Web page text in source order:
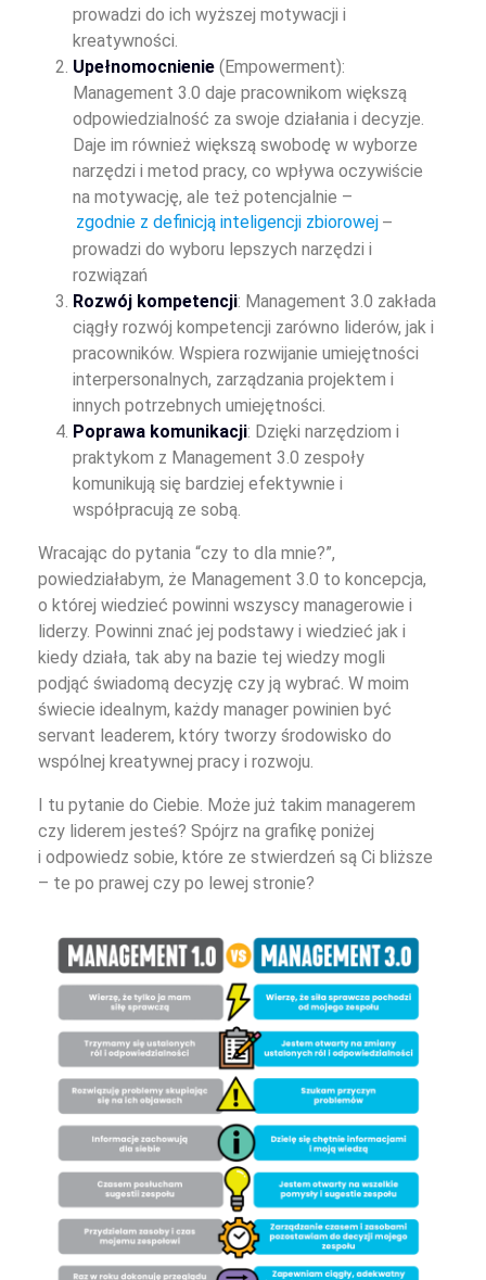
prowadzi do ich wyższej motywacji i
kreatywności.
Upełnomocnienie (Empowerment):
Management 3.0 daje pracownikom większą
odpowiedzialność za swoje działania i decyzje.
Daje im również większą swobodę w wyborze
narzędzi i metod pracy, co wpływa oczywiście
na motywację, ale też potencjalnie –
zgodnie z definicją inteligencji zbiorowej –
prowadzi do wyboru lepszych narzędzi i
rozwiązań
Rozwój kompetencji: Management 3.0 zakłada
ciągły rozwój kompetencji zarówno liderów, jak i
pracowników. Wspiera rozwijanie umiejętności
interpersonalnych, zarządzania projektem i
innych potrzebnych umiejętności.
Poprawa komunikacji: Dzięki narzędziom i
praktykom z Management 3.0 zespoły
komunikują się bardziej efektywnie i
współpracują ze sobą.
Wracając do pytania “czy to dla mnie?”,
powiedziałabym, że Management 3.0 to koncepcja,
o której wiedzieć powinni wszyscy managerowie i
liderzy. Powinni znać jej podstawy i wiedzieć jak i
kiedy działa, tak aby na bazie tej wiedzy mogli
podjąć świadomą decyzję czy ją wybrać. W moim
świecie idealnym, każdy manager powinien być
servant leaderem, który tworzy środowisko do
wspólnej kreatywnej pracy i rozwoju.
I tu pytanie do Ciebie. Może już takim managerem
czy liderem jesteś? Spójrz na grafikę poniżej
i odpowiedz sobie, które ze stwierdzeń są Ci bliższe
– te po prawej czy po lewej stronie?